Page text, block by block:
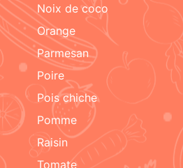
noix de coco
orange
parmesan
poire
pois chiche
pomme
raisin
tomate